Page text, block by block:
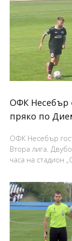
ОФК Несебър
пряко по
ОФК Несебър
Втора лига.
часа на стадион